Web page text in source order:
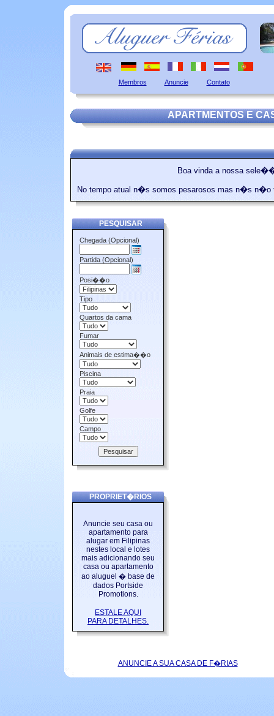
Membros Anuncie Contato
APARTMENTOS E
Boa vinda a nossa
No tempo atual n�s somos pesarosos mas n�s n�o
PESQUISAR
Chegada (Opcional)
Partida (Opcional)
Posi��o
Tipo
Quartos da cama
Fumar
Animais de estima��o
Piscina
Praia
Golfe
Campo
PROPRIET�RIOS
Anuncie seu casa ou
apartamento para
alugar em Filipinas
nestes local e lotes
mais adicionando seu
casa ou apartamento
ao aluguel � base de
dados Portside
Promotions.
ESTALE AQUI
PARA DETALHES.
ANUNCIE A SUA CASA DE F�RIAS